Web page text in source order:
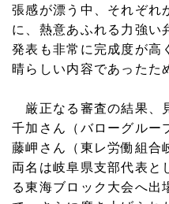
張感が漂う中、それぞれ
に、熱意あふれる力強い
発表も非常に完成度が高
晴らしい内容であったた
厳正なる審査の結果、
千加さん（バローグルー
藤岬さん（東レ労働組合
両名は岐阜県支部代表と
る東海ブロック大会へ出